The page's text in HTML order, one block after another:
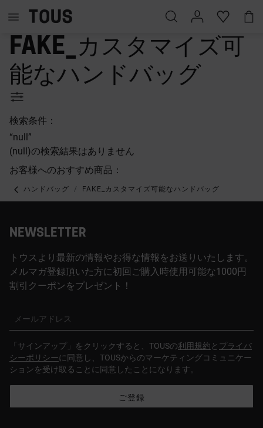
fake_カスタマイズ可
能なハンドバッグ
検索条件：
“null”
(null)の検索結果はありません
お客様へのおすすめ商品：
ハンドバッグ FAKE_カスタマイズ可能なハンドバッグ
NEWSLETTER
トウスより最新の情報やお得な情報をお送りいたします。
メルマガ登録頂いた方に初回ご購入時使用可能な1000円
割引クーポンをプレゼント！
メールアドレス
「サインアップ」をクリックすると、TOUSの利用規約と プライバ
シーポリシーに同意し、TOUSからのマーケティングコミュニケー
ションを受け取ることに同意したことになります。
ご登録